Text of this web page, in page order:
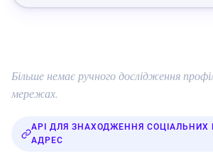
Більше немає ручного дослідження
мережах.
API ДЛЯ ЗНАХОДЖЕННЯ СОЦІАЛЬНИХ
АДРЕС